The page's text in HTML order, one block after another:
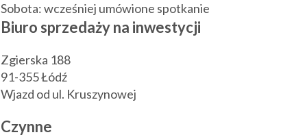
Sobota: wcześniej umówione spotkanie
Biuro sprzedaży na inwestycji
Zgierska 188
91-355 Łódź
Wjazd od ul. Kruszynowej
Czynne